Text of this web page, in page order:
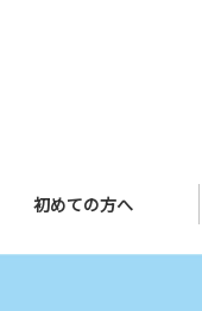
初めての方へ